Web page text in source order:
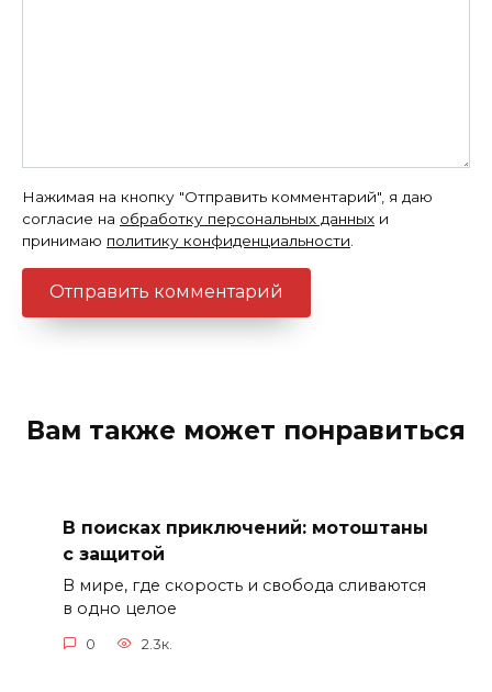
Нажимая на кнопку "Отправить комментарий", я даю
согласие на обработку персональных данных и
принимаю политику конфиденциальности
Вам также может понравиться
В поисках приключений: мотоштаны
с защитой
В мире, где скорость и свобода сливаются
в одно целое
0 2.3к.